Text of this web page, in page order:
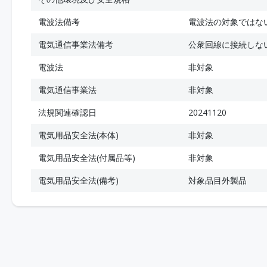
電波法備考
電波法の対象ではな
電気通信事業法備考
公衆回線に接続しな
電波法
非対象
電気通信事業法
非対象
法規関連確認日
20241120
電気用品安全法(本体)
非対象
電気用品安全法(付属品等)
非対象
電気用品安全法(備考)
対象品目外製品